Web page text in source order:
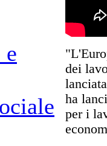
e
dei
ha
per i